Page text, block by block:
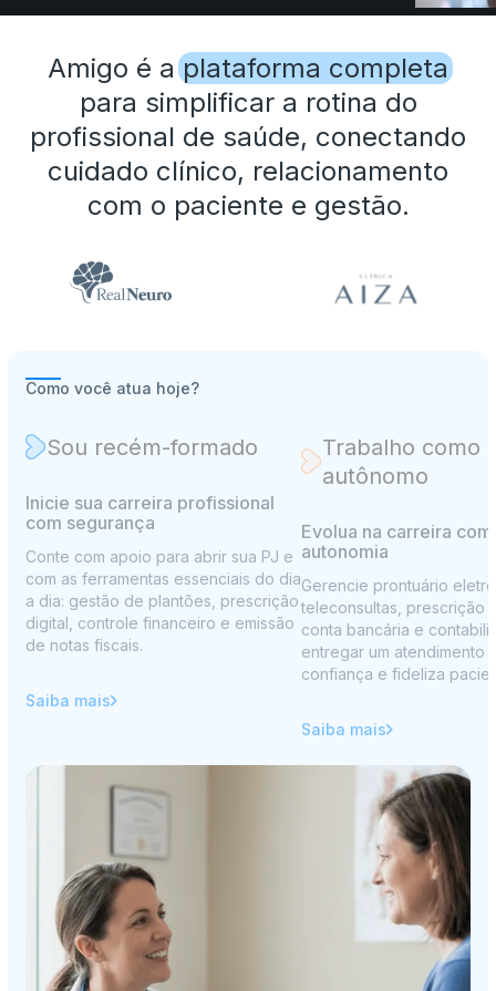
Amigo é aplataforma completa
para simplificar a rotina do
profissional de saúde, conectando
cuidado clínico, relacionamento
com o paciente e gestão.
Como você atua hoje?
Sou recém-formado
Inicie sua carreira profissional
com segurança
Conte com apoio para abrir sua PJ e
com as ferramentas essenciais do dia
a dia: gestão de plantões, prescrição
digital, controle financeiro e emissão
de notas fiscais.
Saiba mais
Trabalho como
autônomo
Evolua na carreira com
autonomia
Gerencie prontuário
teleconsultas, prescrição
conta bancária e
entregar um atendimento
confiança e fideliza
Saiba mais